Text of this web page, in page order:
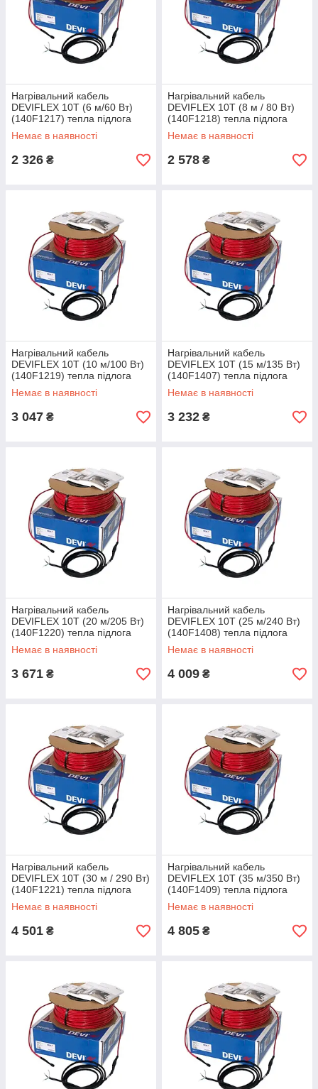
Нагрівальний кабель
DEVIFLEX 10T (6 м/60 Вт)
(140F1217) тепла підлога
двожильна Devi, Діві
електрична
Немає в наявності
2 326 ₴
Нагрівальний кабель
DEVIFLEX 10T (8 м / 80 Вт)
(140F1218) тепла підлога
двожильна Devi, Діві
електрична
Немає в наявності
2 578 ₴
Нагрівальний кабель
DEVIFLEX 10T (10 м/100 Вт)
(140F1219) тепла підлога
двожильна Devi, Діві
електрична
Немає в наявності
3 047 ₴
Нагрівальний кабель
DEVIFLEX 10T (15 м/135 Вт)
(140F1407) тепла підлога
двожильна Devi, Ді Діві
електрична
Немає в наявності
3 232 ₴
Нагрівальний кабель
DEVIFLEX 10T (20 м/205 Вт)
(140F1220) тепла підлога
двожильна Devi, Діві
електрична
Немає в наявності
3 671 ₴
Нагрівальний кабель
DEVIFLEX 10T (25 м/240 Вт)
(140F1408) тепла підлога
двожильна Devi, Дів'я
електричний
Немає в наявності
4 009 ₴
Нагрівальний кабель
DEVIFLEX 10T (30 м / 290 Вт)
(140F1221) тепла підлога
двожильна Devi, Діві
електрична
Немає в наявності
4 501 ₴
Нагрівальний кабель
DEVIFLEX 10T (35 м/350 Вт)
(140F1409) тепла підлога
двожильна Devi, Діві
електрична
Немає в наявності
4 805 ₴